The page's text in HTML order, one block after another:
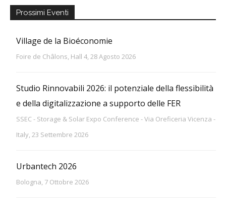
Prossimi Eventi
Village de la Bioéconomie
Foire de Châlons, Hall 4, 28 Agosto 2026
Studio Rinnovabili 2026: il potenziale della flessibilità
e della digitalizzazione a supporto delle FER
SSEC - Storage & Solar Expo Conference - Via Oreficeria Vicenza -
Italy, 23 Settembre 2026
Urbantech 2026
Bologna, 7 Ottobre 2026